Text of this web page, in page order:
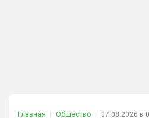
Главная Общество 07.08.2026 в